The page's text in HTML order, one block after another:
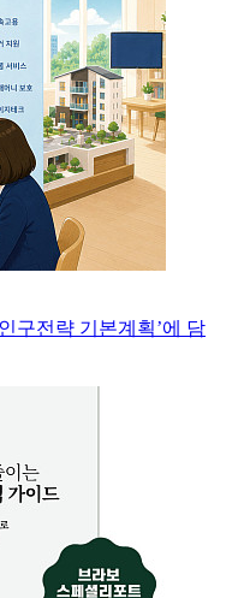
구전략 기본계획’에 담